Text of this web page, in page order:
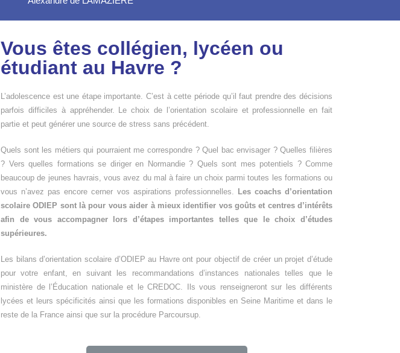
Vous êtes collégien, lycéen ou
étudiant au Havre ?
L’adolescence est une étape importante. C’est à cette période qu’il faut prendre des décisions
parfois difficiles à appréhender. Le choix de l’orientation scolaire et professionnelle en fait
partie et peut générer une source de stress sans précédent.
Quels sont les métiers qui pourraient me correspondre ? Quel bac envisager ? Quelles filières
? Vers quelles formations se diriger en Normandie ? Quels sont mes potentiels ? Comme
beaucoup de jeunes havrais, vous avez du mal à faire un choix parmi toutes les formations ou
vous n’avez pas encore cerner vos aspirations professionnelles.
Les coachs d’orientation
scolaire ODIEP sont là pour vous aider à mieux identifier vos goûts et centres d’intérêts
afin de vous accompagner lors d’étapes importantes telles que le choix d’études
supérieures.
Les bilans d’orientation scolaire d’ODIEP au Havre ont pour objectif de créer un projet d’étude
pour votre enfant, en suivant les recommandations d’instances nationales telles que le
ministère de l’Éducation nationale et le CREDOC. Ils vous renseigneront sur les différents
lycées et leurs spécificités ainsi que les formations disponibles en Seine Maritime et dans le
reste de la France ainsi que sur la procédure Parcoursup.